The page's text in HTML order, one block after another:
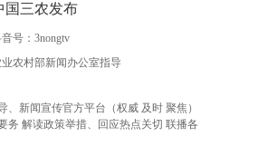
国三农发布
号：3nongtv
农村部新闻办公室指导
、新闻宣传官方平台（权威 及时 聚焦）
务 解读政策举措、回应热点关切 联播各